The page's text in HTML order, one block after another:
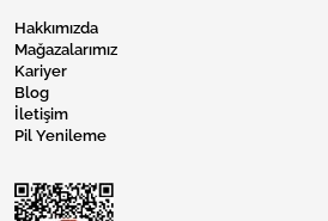
Hakkımızda
Mağazalarımız
Kariyer
Blog
İletişim
Pil Yenileme